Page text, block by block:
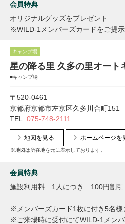
会員特典
オリジナルグッズをプレゼント
※WILD-1メンバーズカードをご提示
キャンプ場
星の降る里 久多の里オート
■キャンプ場
〒520-0461
京都府京都市左京区久多川合町151
TEL. 075-748-2111
地図を見る
※地図は所在地を元に表示しております。
ホームページを
会員特典
施設利用料 1人につき 100円割引
※メンバーズカード1枚に付き5名様
※ご来場時に受付にてWILD-1メン